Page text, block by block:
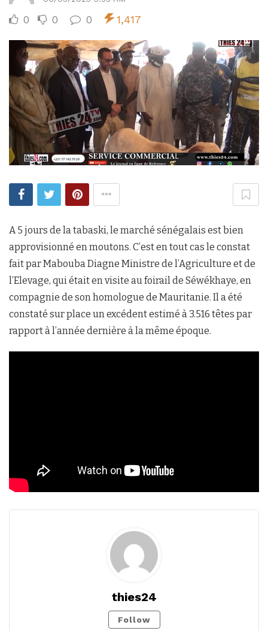
0 0 0 1,417
A 5 jours de la tabaski, le marché sénégalais est bien
approvisionné en moutons. C’est en tout cas le constat
fait par Mabouba Diagne Ministre de l’Agriculture et de
l’Elevage, qui était en visite au foirail de Séwékhaye, en
compagnie de son homologue de Mauritanie. Il a été
constaté sur place un excédent estimé à 3.516 têtes par
rapport à l’année dernière à la même époque.
thies24
Follow